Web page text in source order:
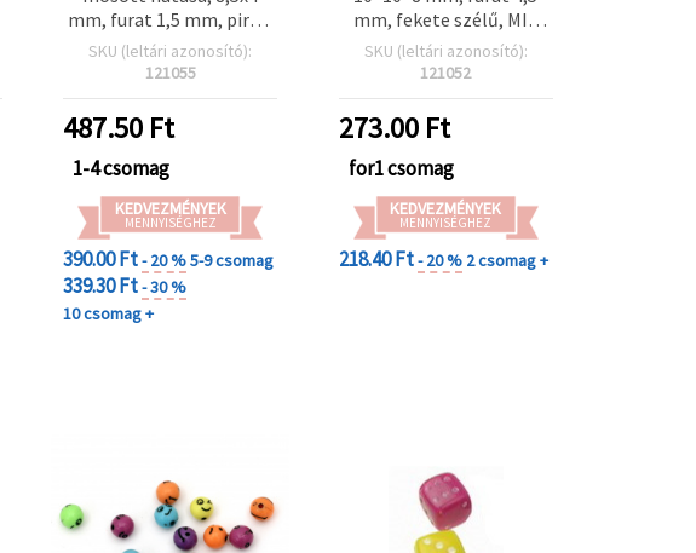
mm, furat 1,5 mm, piros,
50 g (~290 db)
SKU (leltári azonosító):
121055
487.50 Ft
1-4 csomag
KEDVEZMÉNYEK
MENNYISÉGHEZ
390.00 Ft- 20 %5-9 csomag
339.30 Ft- 30 %
10 csomag +
mm, fekete szélű, MIX
színek – 20 g (~50 db)
SKU (leltári azonosító):
121052
273.00Ft
for1 csomag
KEDVEZMÉNYEK
MENNYISÉGHEZ
218.40 Ft- 20 % 2 csomag +